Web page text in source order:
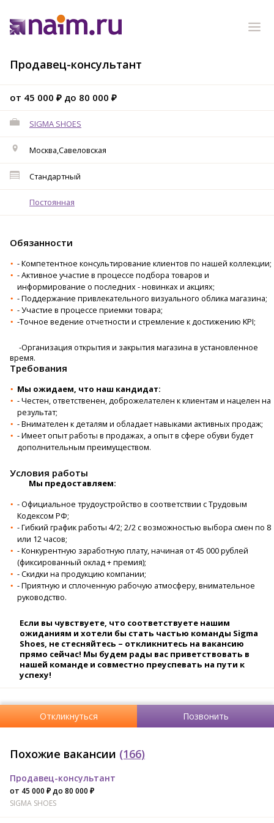
Продавец-консультант
от 45 000 ₽ до 80 000 ₽
SIGMA SHOES
Москва,Савеловская
Стандартный
Постоянная
Обязанности
- Компетентное консультирование клиентов по нашей коллекции;
- Активное участие в процессе подбора товаров и
информирование о последних - новинках и акциях;
- Поддержание привлекательного визуального облика магазина;
- Участие в процессе приемки товара;
-Точное ведение отчетности и стремление к достижению KPI;
-Организация открытия и закрытия магазина в установленное
время.
Требования
Мы ожидаем, что наш кандидат:
- Честен, ответственен, доброжелателен к клиентам и нацелен на
результат;
- Внимателен к деталям и обладает навыками активных продаж;
- Имеет опыт работы в продажах, а опыт в сфере обуви будет
дополнительным преимуществом.
Условия работы
Мы предоставляем:
- Официальное трудоустройство в соответствии с Трудовым
Кодексом РФ;
- Гибкий график работы 4/2; 2/2 с возможностью выбора смен по 8
или 12 часов;
- Конкурентную заработную плату, начиная от 45 000 рублей
(фиксированный оклад + премия);
- Скидки на продукцию компании;
- Приятную и сплоченную рабочую атмосферу, внимательное
руководство.
Если вы чувствуете, что соответствуете нашим
ожиданиям и хотели бы стать частью команды Sigma
Shoes, не стесняйтесь – откликнитесь на вакансию
прямо сейчас! Мы будем рады вас приветствовать в
нашей команде и совместно преуспевать на пути к
успеху!
Откликнуться Позвонить
Похожие вакансии (166)
Продавец-консультант
от 45 000 ₽ до 80 000 ₽
SIGMA SHOES